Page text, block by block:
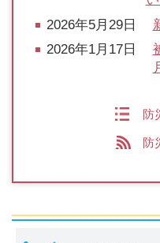
2026年5月29日
2026年1月17日
防
防